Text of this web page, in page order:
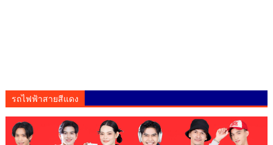
รถไฟฟ้าสายสีแดง